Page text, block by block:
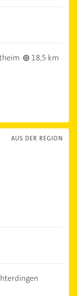
18,5 km
AUS DER REGION